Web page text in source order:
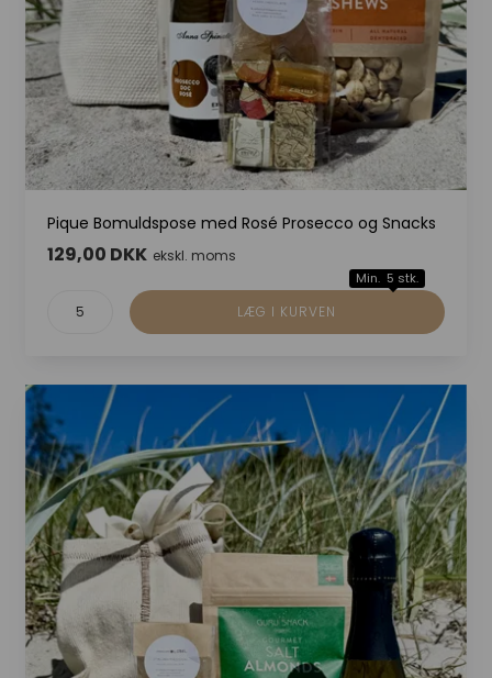
Pique Bomuldspose med Rosé Prosecco og Snacks
129,00 DKK ekskl. moms
Min. 5 stk.